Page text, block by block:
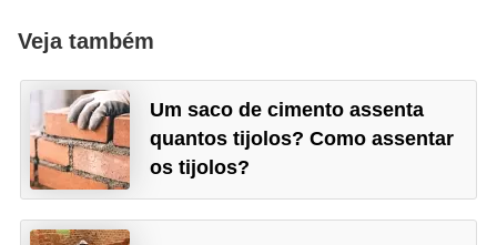
Veja também
Um saco de cimento assenta
quantos tijolos? Como assentar
os tijolos?